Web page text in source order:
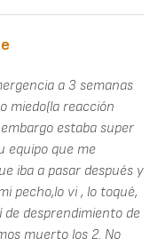
a 3 semanas
miedo(la reacción
estaba super
equipo que me
iba a pasar después y
pecho,lo vi , lo toqué,
de desprendimiento de
muerto los 2. No